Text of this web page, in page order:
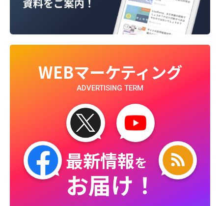
WEBマーケティング
ADVERTISING TERM
最新情報を
お届け！